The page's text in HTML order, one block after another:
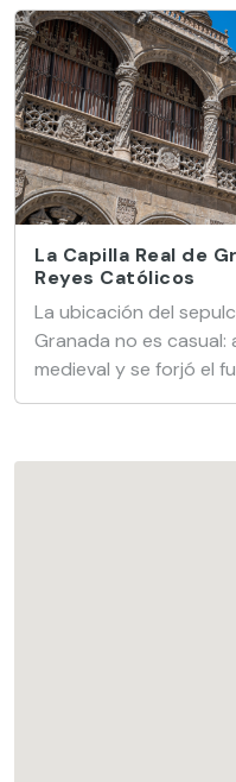
La Capilla Real de
Reyes Católicos
La ubicación del
Granada no es casual:
medieval y se forjó el